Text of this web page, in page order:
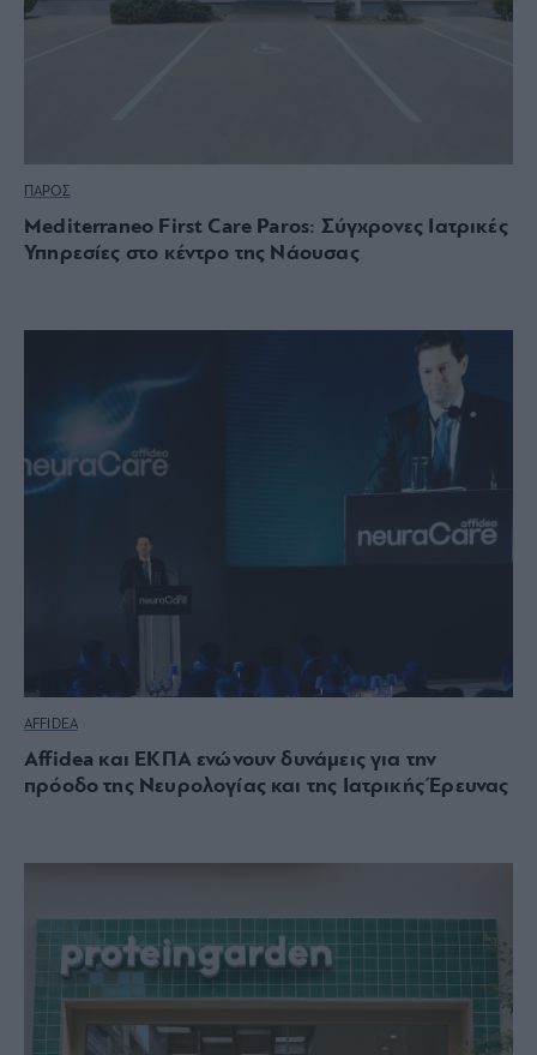
ΠΑΡΟΣ
Mediterraneo First Care Paros: Σύγχρονες Ιατρικές
Υπηρεσίες στο κέντρο της Νάουσας
AFFIDEA
Affidea και ΕΚΠΑ ενώνουν δυνάμεις για την
πρόοδο της Νευρολογίας και της Ιατρικής Έρευνας